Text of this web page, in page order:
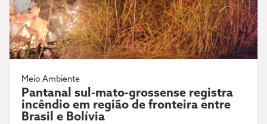
Meio Ambiente
Pantanal sul-mato-grossense registra
incêndio em região de fronteira entre
Brasil e Bolívia